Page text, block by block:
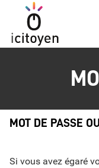
MOT DE PASSE
Si vous avez égaré
*